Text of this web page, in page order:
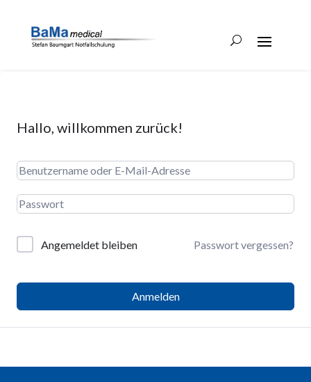
Hallo, willkommen zurück!
Angemeldet bleiben Passwort vergessen?
Anmelden